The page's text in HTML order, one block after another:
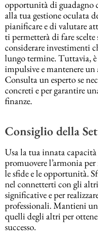
opportunità di guadagno
alla tua gestione oculata
pianificare e di valutare
ti permetterà di fare
considerare investimenti
lungo termine. Tuttavia,
impulsive e mantenere
Consulta un esperto se
concreti e per garantire
finanze.
Consiglio della
Usa la tua innata
promuovere l’armonia per
le sfide e le opportunità.
nel connetterti con gli
significative e per
professionali. Mantieni
quelli degli altri per
successo.